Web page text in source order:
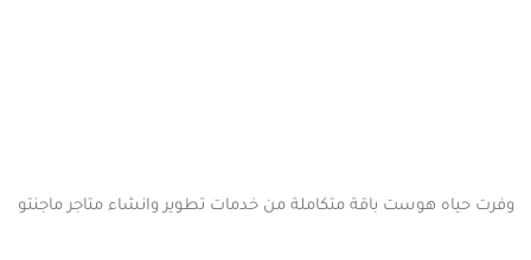
وفرت حياه هوست باقة متكاملة من خدمات تطوير وانشاء متاجر ماجنتو